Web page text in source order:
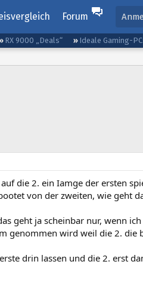
Forum
RX 9000 „Deals“ Ideale Gaming-
die 2. ein Iamge der ersten
von der zweiten, wie geht
geht ja scheinbar nur, wenn
genommen wird weil die 2. die
drin lassen und die 2. erst